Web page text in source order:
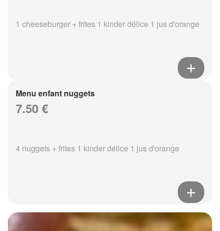
1 cheeseburger + frites 1 kinder délice 1 jus d'orange
Menu enfant nuggets
7.50 €
4 nuggets + frites 1 kinder délice 1 jus d'orange